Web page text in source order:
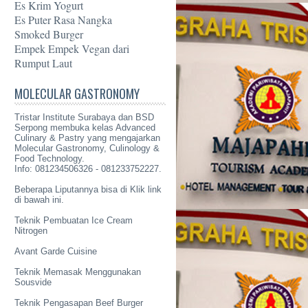
Es Krim Yogurt
Es Puter Rasa Nangka
Smoked Burger
Empek Empek Vegan dari
Rumput Laut
MOLECULAR GASTRONOMY
Tristar Institute Surabaya dan BSD
Serpong membuka kelas Advanced
Culinary & Pastry yang mengajarkan
Molecular Gastronomy, Culinology &
Food Technology.
Info: 081234506326 - 081233752227.
Beberapa Liputannya bisa di Klik link
di bawah ini.
Teknik Pembuatan Ice Cream
Nitrogen
Avant Garde Cuisine
Teknik Memasak Menggunakan
Sousvide
Teknik Pengasapan Beef Burger